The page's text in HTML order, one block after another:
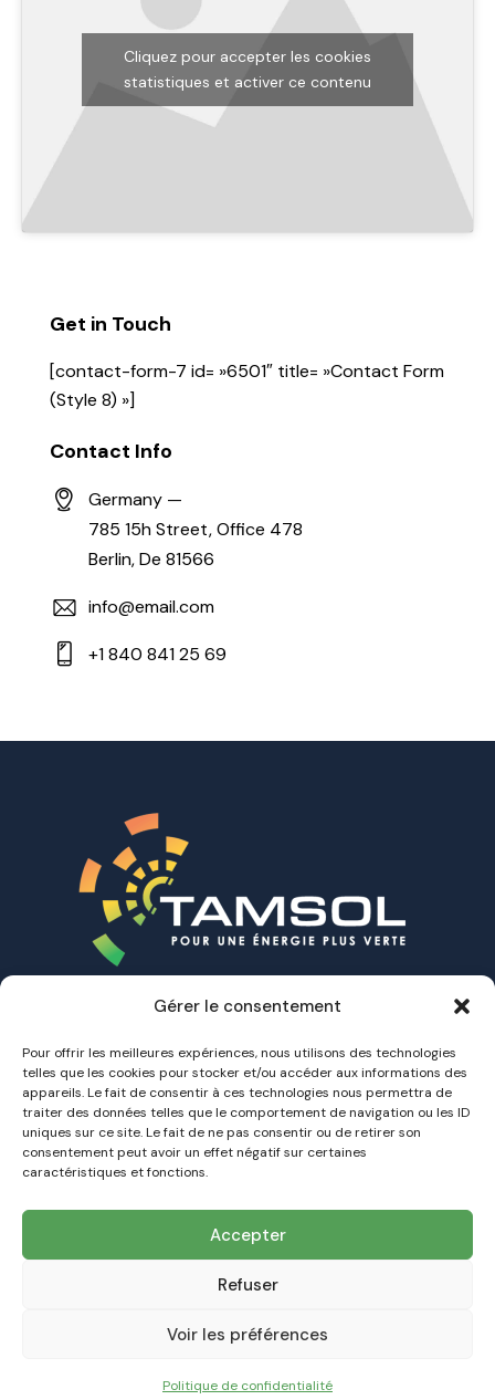
Gérer le consentement
Pour offrir les meilleures expériences, nous utilisons des technologies
telles que les cookies pour stocker et/ou accéder aux informations des
appareils. Le fait de consentir à ces technologies nous permettra de
traiter des données telles que le comportement de navigation ou les ID
uniques sur ce site. Le fait de ne pas consentir ou de retirer son
consentement peut avoir un effet négatif sur certaines
caractéristiques et fonctions.
Accepter
Refuser
Voir les préférences
Politique de confidentialité
Cliquez pour accepter les cookies
statistiques et activer ce contenu
Get in Touch
[contact-form-7 id= »6501″ title= »Contact Form
(Style 8) »]
Contact Info
Germany —
785 15h Street, Office 478
Berlin, De 81566
info@email.com
+1 840 841 25 69
A propos
Nos Offres
Nos installations
Contact
Votre Expert de la transition énergétique
l'Hérault et dans le Gard
TAMSOL © 2026 – Tous droits réservés – Réalisation du